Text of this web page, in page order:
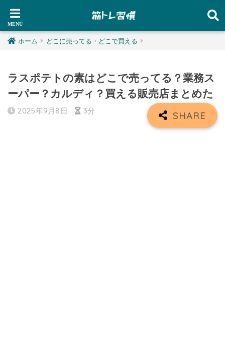
ホーム どこに売ってる・どこで買える
ラスポテトの素はどこで売ってる？業務ス
ーパー？カルディ？買える販売店まとめた
2025年9月8日 3分